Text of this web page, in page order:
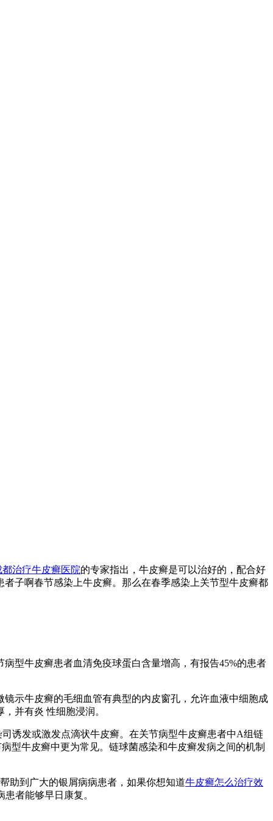
都治疗牛皮癣医院的专家指出，牛皮癣是可以治好的，配合好
子啊春节感染上牛皮癣。那么在春季感染上关节型牛皮癣都
型牛皮癣患者血清免疫球蛋白含量增高，有报告45%的患者
示牛皮癣的毛细血管有典型的内皮窗孔，允许血液中细胞成
并有炎 性细胞浸润。
诱发或激发点滴状牛皮癣。在关节病型牛皮癣患者中A组链
型牛皮癣中更为常见。链球菌感染和牛皮癣发病之间的机制
助到广大的银屑病病患者，如果你想知道牛皮癣怎么治疗效
者能够早日康复。